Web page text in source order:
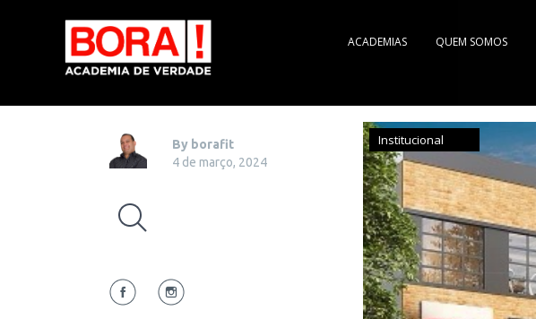
ACADEMIAS QUEM SOMOS
By borafit
4 de março, 2024
Institucional